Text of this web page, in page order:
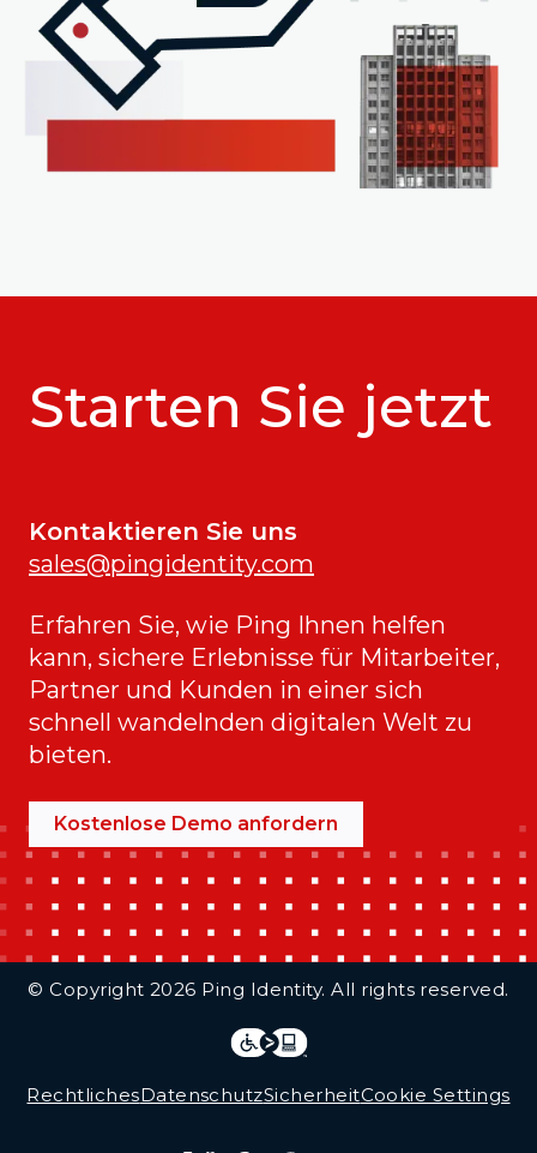
Starten Sie jetzt
Kontaktieren Sie uns
sales@pingidentity.com
Erfahren Sie, wie Ping Ihnen helfen
kann, sichere Erlebnisse für Mitarbeiter,
Partner und Kunden in einer sich
schnell wandelnden digitalen Welt zu
bieten.
Kostenlose Demo anfordern
© Copyright 2026 Ping Identity. All rights reserved.
RechtlichesDatenschutzSicherheitCookie Settings